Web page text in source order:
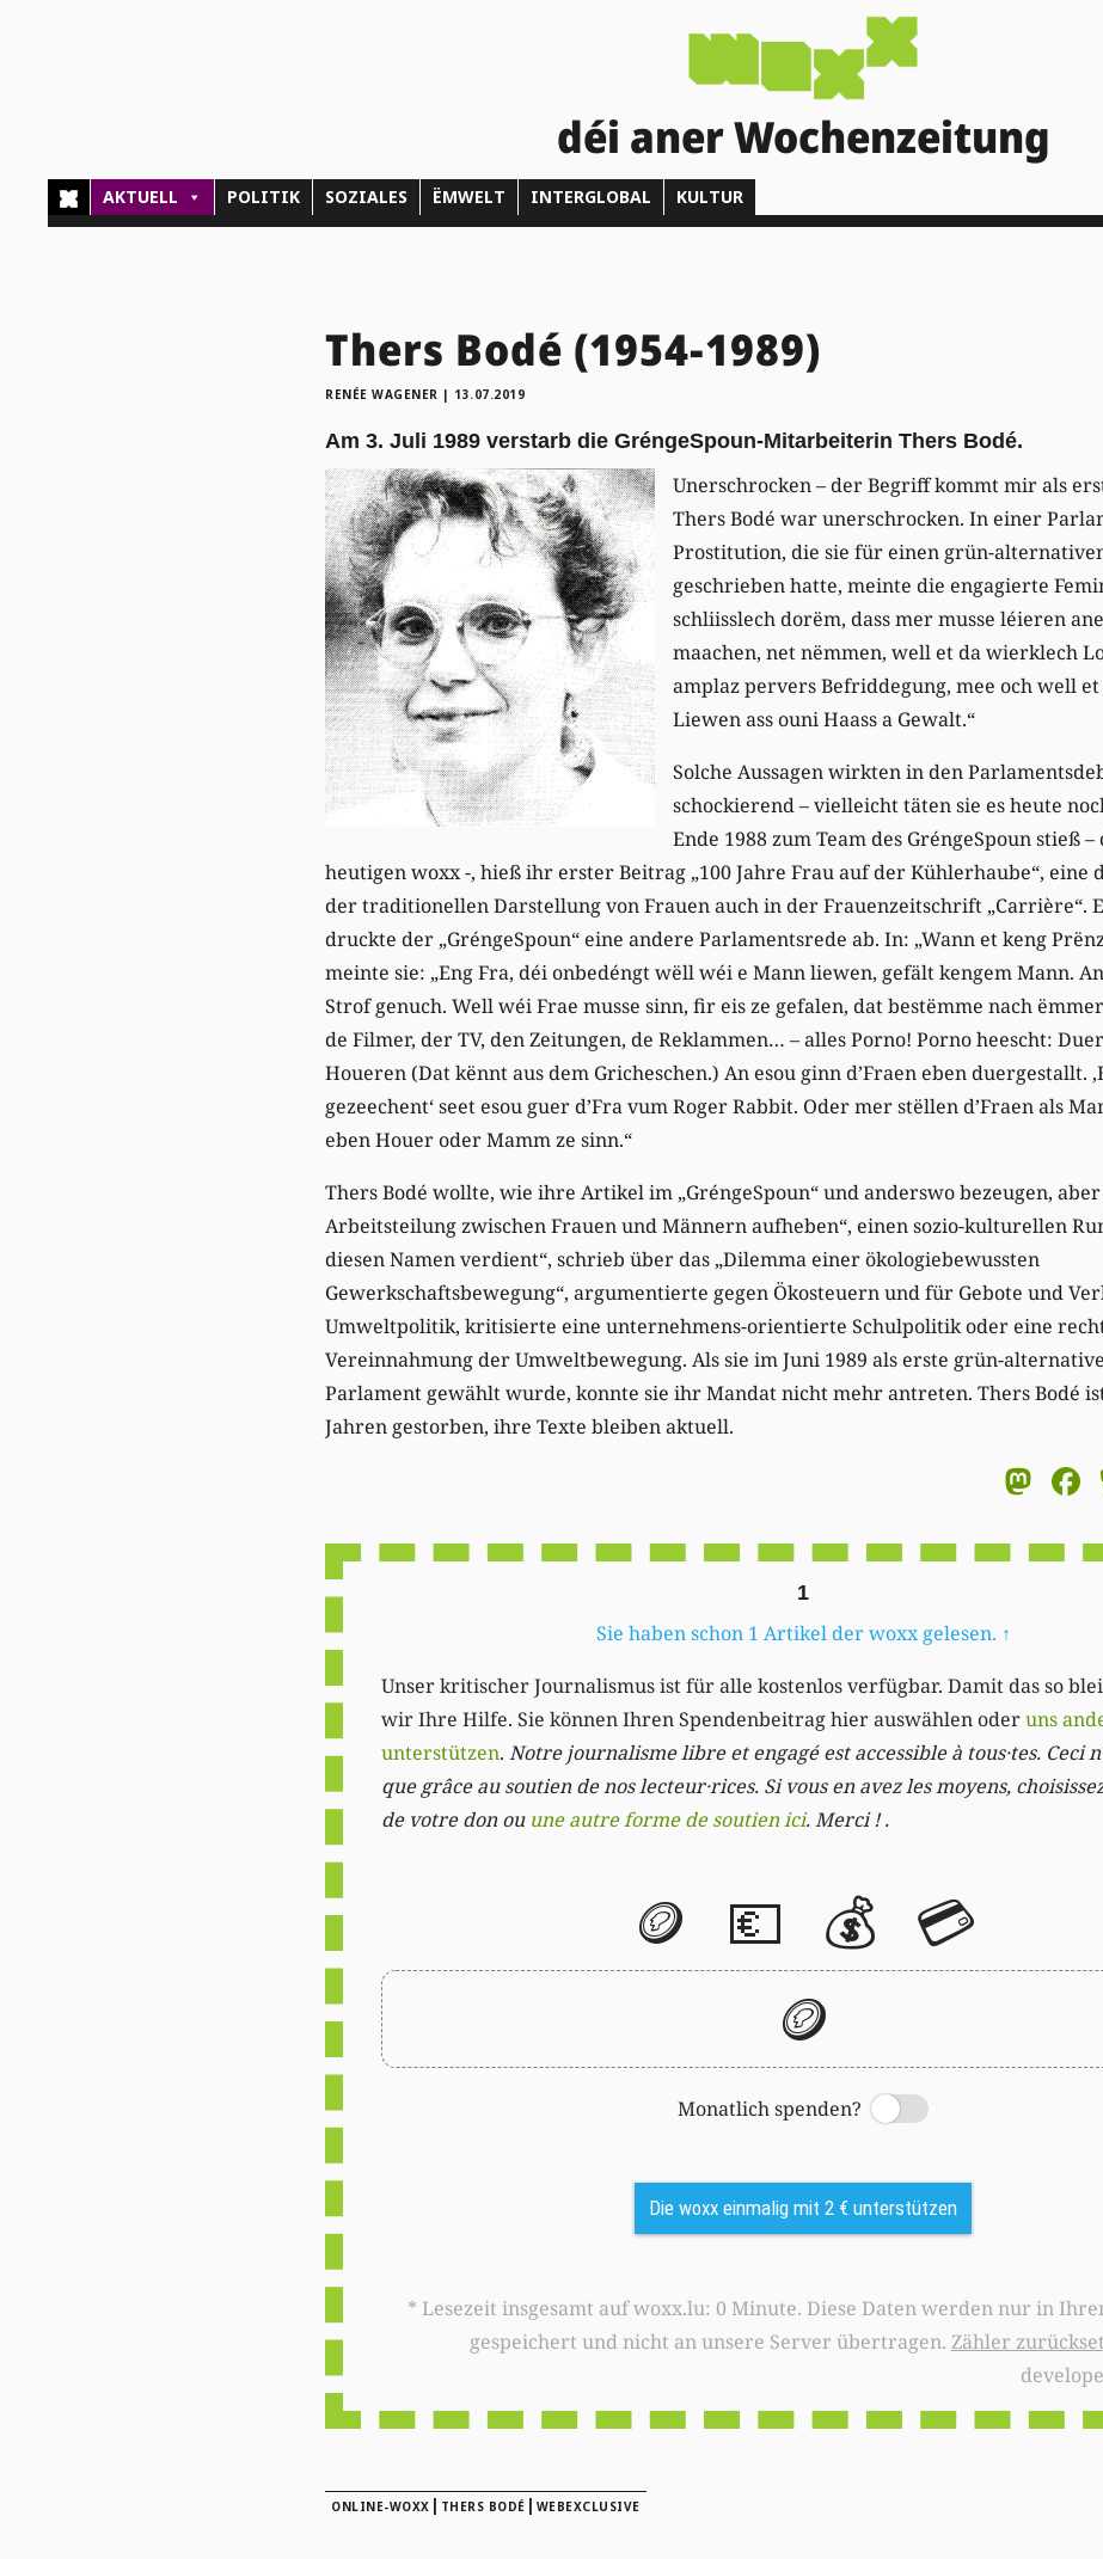
déi aner Wochenzeitung
AKTUELL POLITIK SOZIALES ËMWELT INTERGLOBAL KULTUR
Thers Bodé (1954-1989)
RENÉE WAGENER | 13.07.2019
Am 3. Juli 1989 verstarb die GréngeSpoun-Mitarbeiterin Thers Bodé.
Unerschrocken – der Begriff kommt mir als
Thers Bodé war unerschrocken. In einer
Prostitution, die sie für einen grün-
geschrieben hatte, meinte die engagierte
schliisslech dorëm, dass mer musse léieren
maachen, net nëmmen, well et da wierklech
amplaz pervers Befriddegung, mee och well
Liewen ass ouni Haass a Gewalt.“
Solche Aussagen wirkten in den
schockierend – vielleicht täten sie es heute
Ende 1988 zum Team des GréngeSpoun stieß
heutigen woxx -, hieß ihr erster Beitrag „100 Jahre Frau auf der Kühlerhaube“,
der traditionellen Darstellung von Frauen auch in der Frauenzeitschrift „Carrière“.
druckte der „GréngeSpoun“ eine andere Parlamentsrede ab. In: „Wann et keng
meinte sie: „Eng Fra, déi onbedéngt wëll wéi e Mann liewen, gefält kengem Mann.
Strof genuch. Well wéi Frae musse sinn, fir eis ze gefalen, dat bestëmme nach
de Filmer, der TV, den Zeitungen, de Reklammen… – alles Porno! Porno heescht:
Houeren (Dat kënnt aus dem Gricheschen.) An esou ginn d’Fraen eben duergestallt.
gezeechent‘ seet esou guer d’Fra vum Roger Rabbit. Oder mer stëllen d’Fraen als
eben Houer oder Mamm ze sinn.“
Thers Bodé wollte, wie ihre Artikel im „GréngeSpoun“ und anderswo bezeugen, aber
Arbeitsteilung zwischen Frauen und Männern aufheben“, einen sozio-kulturellen
diesen Namen verdient“, schrieb über das „Dilemma einer ökologiebewussten
Gewerkschaftsbewegung“, argumentierte gegen Ökosteuern und für Gebote und
Umweltpolitik, kritisierte eine unternehmens-orientierte Schulpolitik oder eine
Vereinnahmung der Umweltbewegung. Als sie im Juni 1989 als erste grün-
Parlament gewählt wurde, konnte sie ihr Mandat nicht mehr antreten. Thers Bodé
Jahren gestorben, ihre Texte bleiben aktuell.
1
Sie haben schon 1 Artikel der woxx gelesen. ↑
Unser kritischer Journalismus ist für alle kostenlos verfügbar. Damit das so
wir Ihre Hilfe. Sie können Ihren Spendenbeitrag hier auswählen oderuns
unterstützen. Notre journalisme libre et engagé est accessible à tous·tes. Ceci
que grâce au soutien de nos lecteur·rices. Si vous en avez les moyens,
de votre don ou une autre forme de soutien ici. Merci ! .
🪙 💶 💰 💳
🪙
Monatlich spenden?
Switch
Die woxx einmalig mit 2 € unterstützen
* Lesezeit insgesamt auf woxx.lu: 0 Minute. Diese Daten werden nur in Ihrem Browser
gespeichert und nicht an unsere Server übertragen. Zähler
ONLINE-WOXX | THERS BODÉ | WEBEXCLUSIVE